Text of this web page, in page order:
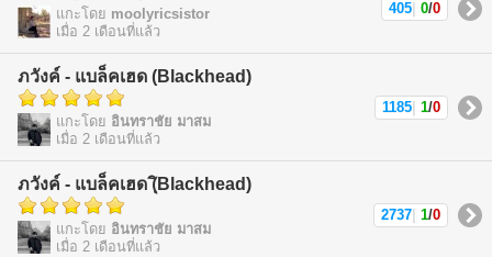
แกะโดย moolyricsistor
เมื่อ 2 เดือนที่แล้ว
405 0/0
ภวังค์ - แบล็คเฮด (Blackhead)
แกะโดย อินทราชัย มาสม
เมื่อ 2 เดือนที่แล้ว
1185 1/0
ภวังค์ - แบล็คเฮด (ฺิBlackhead)
แกะโดย อินทราชัย มาสม
เมื่อ 2 เดือนที่แล้ว
2737 1/0